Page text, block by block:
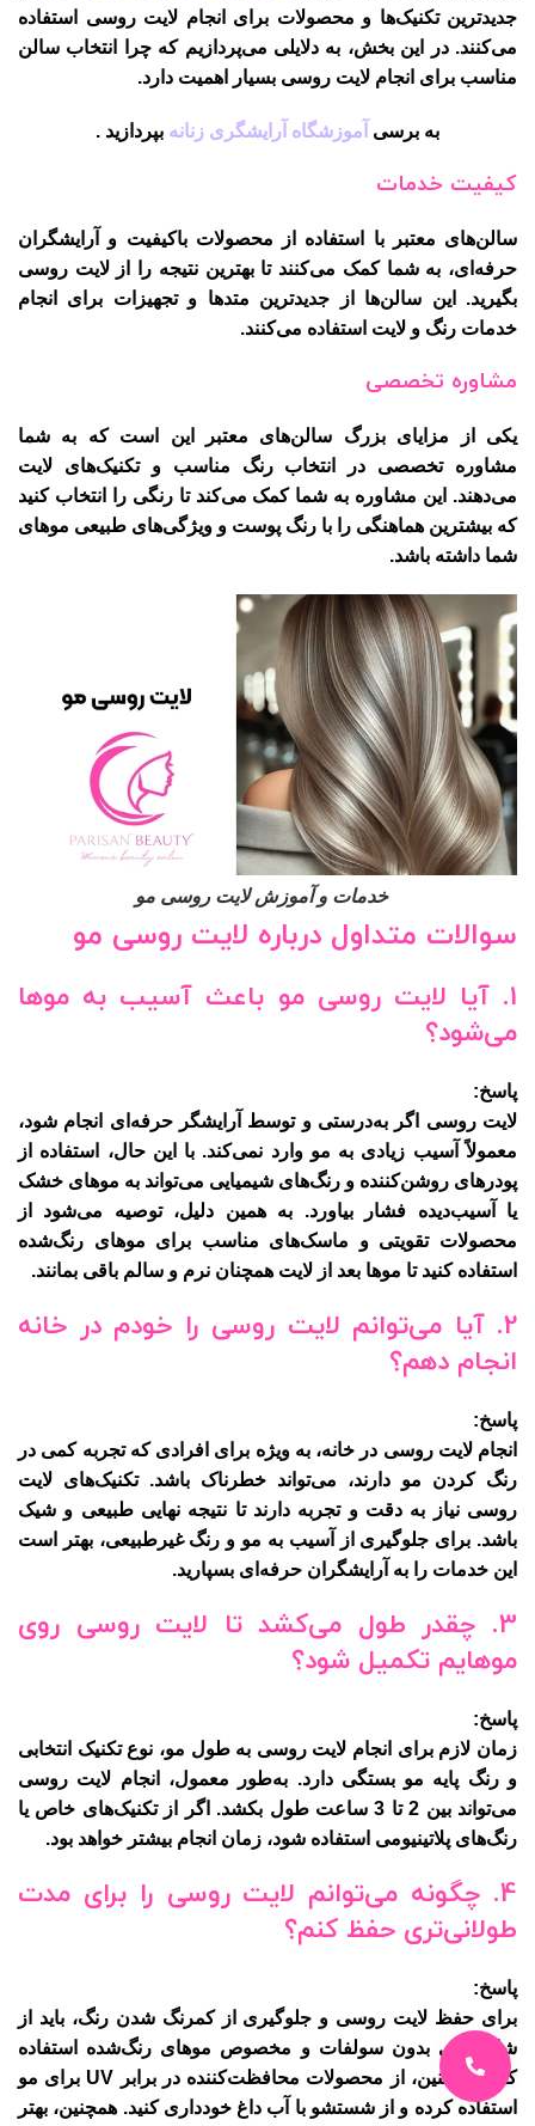
جدیدترین تکنیک‌ها و محصولات برای انجام لایت روسی استفاده
می‌کنند. در این بخش، به دلایلی می‌پردازیم که چرا انتخاب سالن
مناسب برای انجام لایت روسی بسیار اهمیت دارد.
به برسی آموزشگاه آرایشگری زنانه بپردازید .
کیفیت خدمات
سالن‌های معتبر با استفاده از محصولات باکیفیت و آرایشگران
حرفه‌ای، به شما کمک می‌کنند تا بهترین نتیجه را از لایت روسی
بگیرید. این سالن‌ها از جدیدترین متدها و تجهیزات برای انجام
خدمات رنگ و لایت استفاده می‌کنند.
مشاوره تخصصی
یکی از مزایای بزرگ سالن‌های معتبر این است که به شما
مشاوره تخصصی در انتخاب رنگ مناسب و تکنیک‌های لایت
می‌دهند. این مشاوره به شما کمک می‌کند تا رنگی را انتخاب کنید
که بیشترین هماهنگی را با رنگ پوست و ویژگی‌های طبیعی موهای
شما داشته باشد.
خدمات و آموزش لایت روسی مو
سوالات متداول درباره لایت روسی مو
1. آیا لایت روسی مو باعث آسیب به موها
می‌شود؟
پاسخ:
لایت روسی اگر به‌درستی و توسط آرایشگر حرفه‌ای انجام شود،
معمولاً آسیب زیادی به مو وارد نمی‌کند. با این حال، استفاده از
پودرهای روشن‌کننده و رنگ‌های شیمیایی می‌تواند به موهای خشک
یا آسیب‌دیده فشار بیاورد. به همین دلیل، توصیه می‌شود از
محصولات تقویتی و ماسک‌های مناسب برای موهای رنگ‌شده
استفاده کنید تا موها بعد از لایت همچنان نرم و سالم باقی بمانند.
2. آیا می‌توانم لایت روسی را خودم در خانه
انجام دهم؟
پاسخ:
انجام لایت روسی در خانه، به ویژه برای افرادی که تجربه کمی در
رنگ کردن مو دارند، می‌تواند خطرناک باشد. تکنیک‌های لایت
روسی نیاز به دقت و تجربه دارند تا نتیجه نهایی طبیعی و شیک
باشد. برای جلوگیری از آسیب به مو و رنگ غیرطبیعی، بهتر است
این خدمات را به آرایشگران حرفه‌ای بسپارید.
3.
چقدر طول می‌کشد تا لایت روسی روی
موهایم تکمیل شود؟
پاسخ:
زمان لازم برای انجام لایت روسی به طول مو، نوع تکنیک انتخابی
و رنگ پایه مو بستگی دارد. به‌طور معمول، انجام لایت روسی
می‌تواند بین 2 تا 3 ساعت طول بکشد. اگر از تکنیک‌های خاص یا
رنگ‌های پلاتینیومی استفاده شود، زمان انجام بیشتر خواهد بود.
4. چگونه می‌توانم لایت روسی را برای مدت
طولانی‌تری حفظ کنم؟
پاسخ:
برای حفظ لایت روسی و جلوگیری از کمرنگ شدن رنگ، باید از
شامپوهای بدون سولفات و مخصوص موهای رنگ‌شده استفاده
کنید. همچنین، از محصولات محافظت‌کننده در برابر UV برای مو
استفاده کرده و از شستشو با آب داغ خودداری کنید. همچنین، بهتر